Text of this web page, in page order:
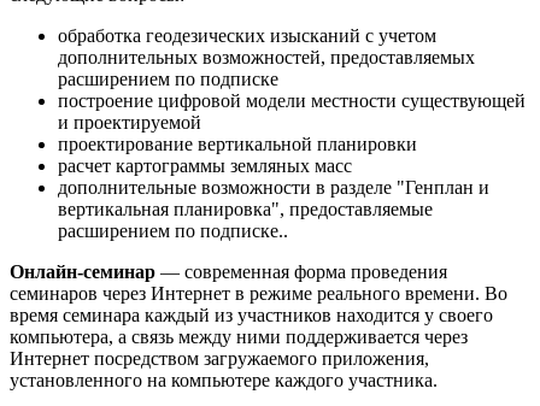
обработка геодезических изысканий с учетом
дополнительных возможностей, предоставляемых
расширением по подписке
построение цифровой модели местности существующей
и проектируемой
проектирование вертикальной планировки
расчет картограммы земляных масс
дополнительные возможности в разделе "Генплан и
вертикальная планировка", предоставляемые
расширением по подписке..
Онлайн-семинар — современная форма проведения
семинаров через Интернет в режиме реального времени. Во
время семинара каждый из участников находится у своего
компьютера, а связь между ними поддерживается через
Интернет посредством загружаемого приложения,
установленного на компьютере каждого участника.